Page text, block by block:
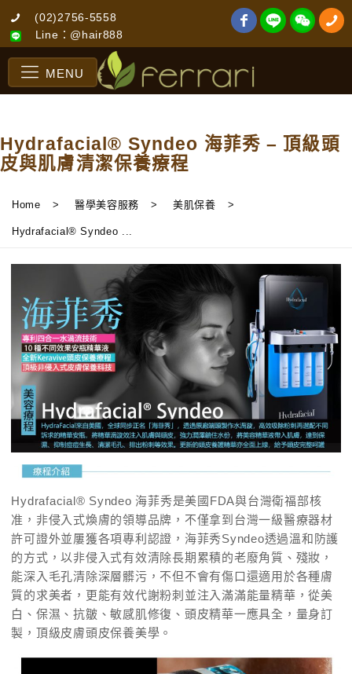
(02)2756-5558
Line：@hair888
MENU
Hydrafacial® Syndeo 海菲秀 – 頂級頭
皮與肌膚清潔保養療程
Home > 醫學美容服務 > 美肌保養 >
Hydrafacial® Syndeo ...
Hydrafacial® Syndeo 海菲秀是美國FDA與台灣衛福部核
准，非侵入式煥膚的領導品牌，不僅拿到台灣⼀級醫療器材
許可證外並屢獲各項專利認證，海菲秀Syndeo透過溫和防護
的⽅式，以非侵入式有效清除長期累積的老廢⾓質、殘妝，
能深入⽑孔清除深層髒污，不但不會有傷⼝還適⽤於各種膚
質的求美者，更能有效代謝粉刺並注入滿滿能量精華，從美
白、保濕、抗皺、敏感肌修復、頭皮精華一應具全，量身訂
製，頂級皮膚頭皮保養美學。